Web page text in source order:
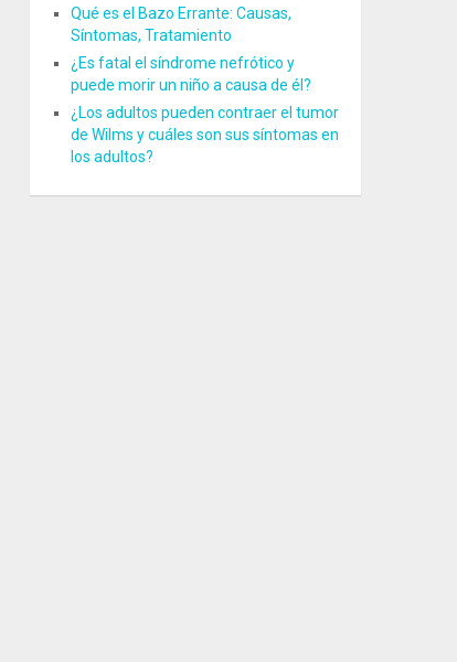
Qué es el Bazo Errante: Causas,
Síntomas, Tratamiento
¿Es fatal el síndrome nefrótico y
puede morir un niño a causa de él?
¿Los adultos pueden contraer el tumor
de Wilms y cuáles son sus síntomas en
los adultos?